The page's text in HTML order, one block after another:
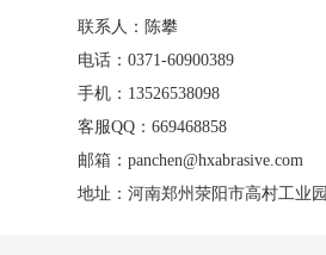
联系人：陈攀
电话：0371-60900389
手机：13526538098
客服QQ：669468858
邮箱：panchen@hxabrasive.com
地址：河南郑州荥阳市高村工业园